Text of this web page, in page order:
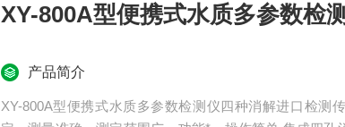
XY-800A型便携式水质多参数检
产品简介
XY-800A型便携式水质多参数检测仪四种消解进口检测